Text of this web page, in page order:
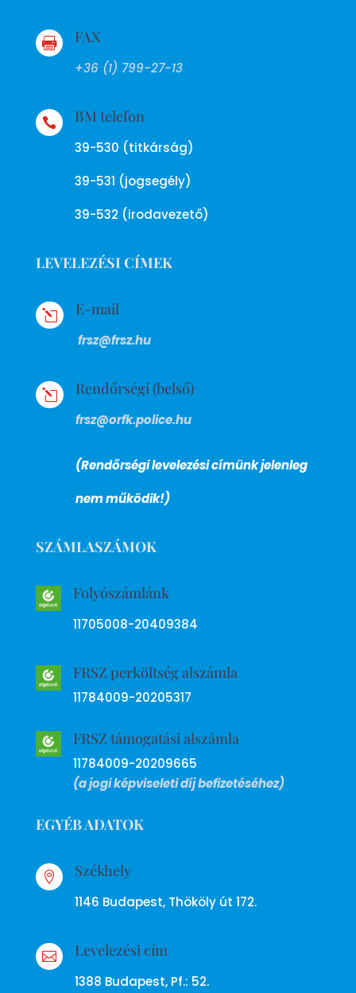
 FAX
+36 (1) 799-27-13
 BM telefon
39-530 (titkárság)
39-531 (jogsegély)
39-532 (irodavezető)
LEVELEZÉSI CÍMEK
l E-mail
frsz@frsz.hu
l Rendőrségi (belső)
frsz@orfk.police.hu
(Rendőrségi levelezési címünk jelenleg
nem működik!)
SZÁMLASZÁMOK
Folyószámlánk
11705008-20409384
FRSZ perköltség alszámla
11784009-20205317
FRSZ támogatási alszámla
11784009-20209665
(a jogi képviseleti díj befizetéséhez)
EGYÉB ADATOK
 Székhely
1146 Budapest, Thököly út 172.
 Levelezési cím
1388 Budapest, Pf.: 52.